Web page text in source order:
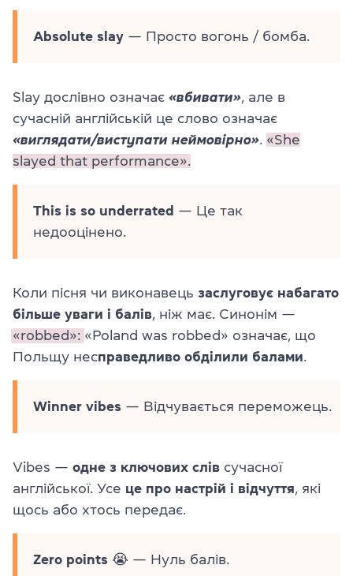
Absolute slay — Просто вогонь / бомба.
Slay дослівно означає «вбивати», але в
сучасній англійській це слово означає
«виглядати/виступати неймовірно». «She
slayed that performance».
This is so underrated — Це так
недооцінено.
Коли пісня чи виконавець заслуговує набагато
більше уваги і балів, ніж має. Синонім —
«robbed»: «Poland was robbed» означає, що
Польщу несправедливо обділили балами.
Winner vibes — Відчувається переможець.
Vibes — одне з ключових слів сучасної
англійської. Усе це про настрій і відчуття, які
щось або хтось передає.
Zero points 😭 — Нуль балів.